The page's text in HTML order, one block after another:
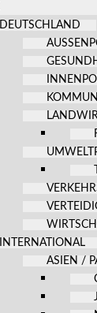
DEUTSCHLAND
INTERNATIONAL
ASIEN /